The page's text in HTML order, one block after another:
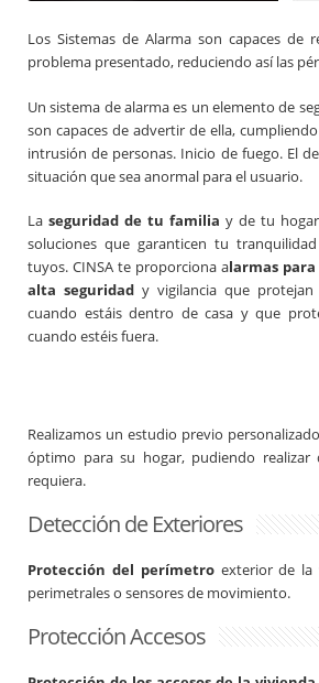
Los Sistemas de Alarma son capaces
problema presentado, reduciendo así las
Un sistema de alarma es un elemento de
son capaces de advertir de ella,
intrusión de personas. Inicio de fuego. El
situación que sea anormal para el usuario.
La seguridad de tu familia y de tu
soluciones que garanticen tu
tuyos. CINSA te proporciona alarmas
alta seguridad y vigilancia que
cuando estáis dentro de casa y que
cuando estéis fuera.
Realizamos un estudio previo
óptimo para su hogar, pudiendo
requiera.
Detección de Exteriores
Protección del perímetroexterior de la
perimetrales o sensores de movimiento.
Protección Accesos